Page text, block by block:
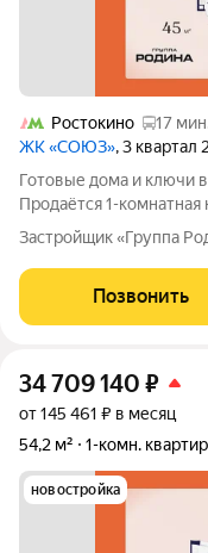
Ростокино
17
ЖК «СОЮЗ», 3 квартал
Готовые дома и ключи
Продаётся 1-
Жилом Комплексе
класса с рекордным
Ледовая арена для
Застройщик «Группа
Позвонить
34 709 140 ₽
от 145 461 ₽ в месяц
54,2 м²
1-комн.
новостройка